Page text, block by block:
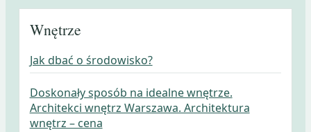
Wnętrze
Jak dbać o środowisko?
Doskonały sposób na idealne wnętrze.
Architekci wnętrz Warszawa. Architektura
wnętrz – cena